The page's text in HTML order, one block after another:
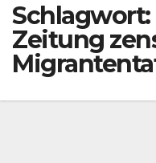
Schlagwort:
Zeitung